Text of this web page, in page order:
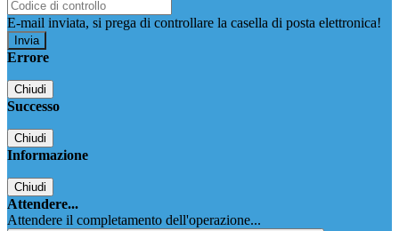
E-mail inviata, si prega di controllare la casella di posta elettronica!
Errore
Chiudi
Successo
Chiudi
Informazione
Chiudi
Attendere...
Attendere il completamento dell'operazione...